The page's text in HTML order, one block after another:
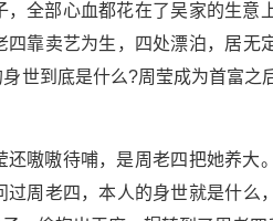
全部心血都花在了吴家的生意
靠卖艺为生，四处漂泊，居无
世到底是什么?周莹成为首富之
嗷嗷待哺，是周老四把她养大
周老四，本人的身世就是什么